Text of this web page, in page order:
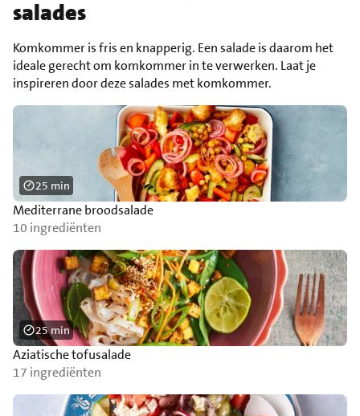
salades
Komkommer is fris en knapperig. Een salade is daarom het
ideale gerecht om komkommer in te verwerken. Laat je
inspireren door deze salades met komkommer.
Mediterrane broodsalade
10 ingrediënten
25 min
Aziatische tofusalade
17 ingrediënten
25 min